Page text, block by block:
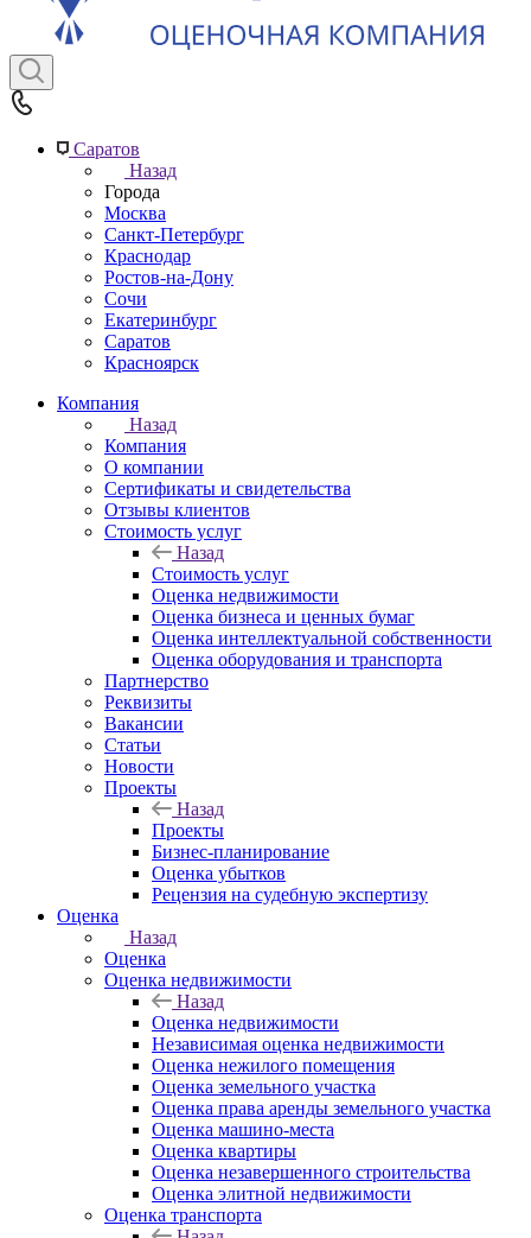
Саратов
Назад
Города
Москва
Санкт-Петербург
Краснодар
Ростов-на-Дону
Сочи
Екатеринбург
Саратов
Красноярск
Компания
Назад
Компания
О компании
Сертификаты и свидетельства
Отзывы клиентов
Стоимость услуг
Назад
Стоимость услуг
Оценка недвижимости
Оценка бизнеса и ценных бумаг
Оценка интеллектуальной собственности
Оценка оборудования и транспорта
Партнерство
Реквизиты
Вакансии
Статьи
Новости
Проекты
Назад
Проекты
Бизнес-планирование
Оценка убытков
Рецензия на судебную экспертизу
Оценка
Назад
Оценка
Оценка недвижимости
Назад
Оценка недвижимости
Независимая оценка недвижимости
Оценка нежилого помещения
Оценка земельного участка
Оценка права аренды земельного участка
Оценка машино-места
Оценка квартиры
Оценка незавершенного строительства
Оценка элитной недвижимости
Оценка транспорта